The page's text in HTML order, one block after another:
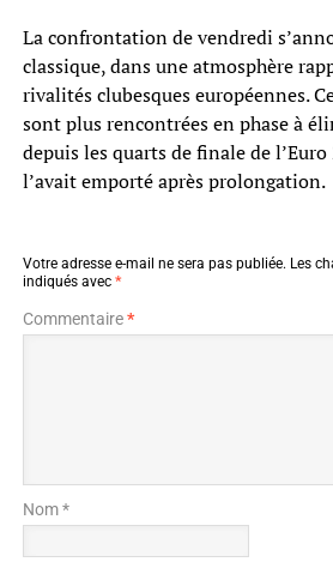
La confrontation de vendredi
classique, dans une atmosphère
rivalités clubesques européennes.
sont plus rencontrées en phase à
depuis les quarts de finale de
l’avait emporté après prolongation.
Votre adresse e-mail ne sera pas publiée. Les
indiqués avec *
Commentaire*
Nom *